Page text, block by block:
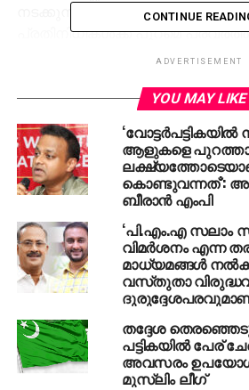
നടക്കുന്നുണ്ട്. അത് വീക്ഷിക്കാനും
പ്രതിനിധികള്‍ക്ക് പുറമെ
നല്‍കാനാണ് രജിസ്ട്രേഷന്‍
പ്രവേശിപ്പിക്കുക.
യോഗത്തില്‍ ദേശീയ ട്രഷറര്‍
എം.പി അധ്യക്ഷത വഹിച്ചു. അഡ്വ
എം.പി, മുസ്‌ലിം ലീഗ് ദേശീയ
അനീസ് ഉമര്‍, ഡല്‍ഹി സംസ്ഥാന
മൗലാനാ നിസാര്‍ അഹമ്മദ്, യൂത്ത്
പ്രസിഡന്റ് ആസിഫ് അന്‍സാരി,
ദേശീയ പ്രസിഡന്റ് പി.വി
അതീബ് ഖാന്‍, നൂര്‍ ഷംസ്, അഫ്സല്‍
എന്നിവര്‍ സംബന്ധിച്ചു.
CONTINUE
ADVERTISEMENT
YOU MAY LIKE
ആളുകളെ
കൊണ്ടുവന്നത്’:
ബീരാൻ എംപി
‘പി.എം.എ സലാം
വിമർശനം എന്ന
മാധ്യമങ്ങൾ
വസ്‌തുതാ
തദ്ദേശ
പട്ടികയില്‍ പേര്
അവസരം
മുസ്‌ലിം ലീഗ്‌